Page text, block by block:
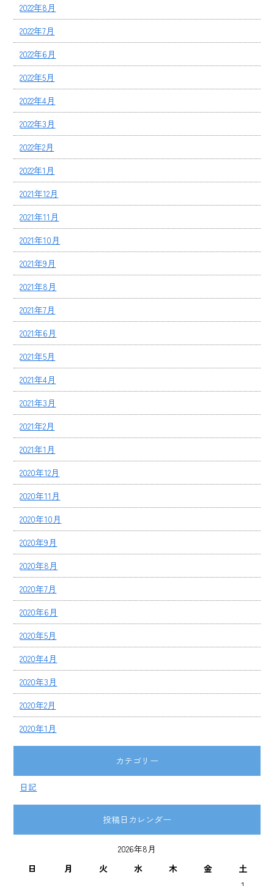
2022年8月
2022年7月
2022年6月
2022年5月
2022年4月
2022年3月
2022年2月
2022年1月
2021年12月
2021年11月
2021年10月
2021年9月
2021年8月
2021年7月
2021年6月
2021年5月
2021年4月
2021年3月
2021年2月
2021年1月
2020年12月
2020年11月
2020年10月
2020年9月
2020年8月
2020年7月
2020年6月
2020年5月
2020年4月
2020年3月
2020年2月
2020年1月
カテゴリー
日記
投稿日カレンダー
2026年8月
日
月 火 水 木 金
土